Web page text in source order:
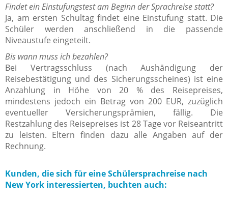
Findet ein Einstufungstest am Beginn der Sprachreise statt?
Ja, am ersten Schultag findet eine Einstufung statt. Die
Schüler werden anschließend in die passende
Niveaustufe eingeteilt.
Bis wann muss ich bezahlen?
Bei Vertragsschluss (nach Aushändigung der
Reisebestätigung und des Sicherungsscheines) ist eine
Anzahlung in Höhe von 20 % des Reisepreises,
mindestens jedoch ein Betrag von 200 EUR, zuzüglich
eventueller Versicherungsprämien, fällig. Die
Restzahlung des Reisepreises ist 28 Tage vor Reiseantritt
zu leisten. Eltern finden dazu alle Angaben auf der
Rechnung.
Kunden, die sich für eine Schülersprachreise nach
New York interessierten, buchten auch: